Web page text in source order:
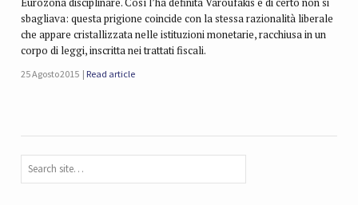
sbagliava: questa prigione coincide con la stessa razionalità liberale
che appare cristallizzata nelle istituzioni monetarie, racchiusa in un
corpo di leggi, inscritta nei trattati fiscali.
25 Agosto 2015 Read article